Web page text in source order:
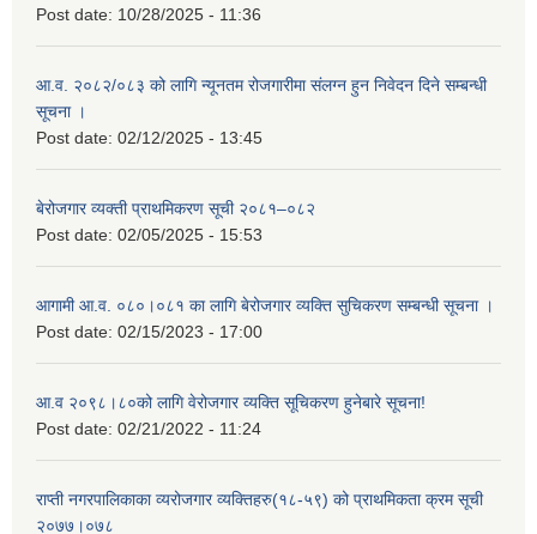
Post date: 10/28/2025 - 11:36
आ.व. २०८२/०८३ को लागि न्यूनतम रोजगारीमा संलग्न हुन निवेदन दिने सम्बन्धी
सूचना ।
Post date: 02/12/2025 - 13:45
बेरोजगार व्यक्ती प्राथमिकरण सूची २०८१–०८२
Post date: 02/05/2025 - 15:53
आगामी आ.व. ०८०।०८१ का लागि बेरोजगार व्यक्ति सुचिकरण सम्बन्धी सूचना ।
Post date: 02/15/2023 - 17:00
आ.व २०९८।८०को लागि वेरोजगार व्यक्ति सूचिकरण हुनेबारे सूचना!
Post date: 02/21/2022 - 11:24
राप्ती नगरपालिकाका व्यरोजगार व्यक्तिहरु(१८-५९) को प्राथमिकता क्रम सूची
२०७७।०७८